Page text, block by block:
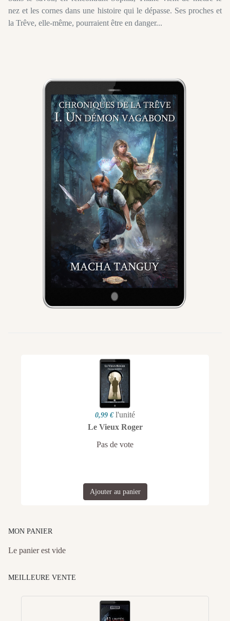
nez et les cornes dans une histoire qui le dépasse. Ses proches et
la Trêve, elle-même, pourraient être en danger...
0,99 € l'unité
Le Vieux Roger
Pas de vote
Ajouter au panier
MON PANIER
Le panier est vide
MEILLEURE VENTE